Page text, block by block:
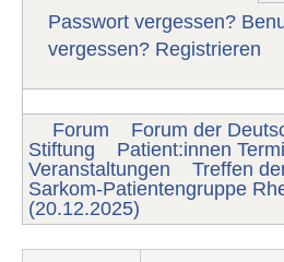
Passwort vergessen?
vergessen? Registrieren
Forum
Forum der
Stiftung
Patient:innen
Veranstaltungen
Treffen
Sarkom-Patientengruppe
(20.12.2025)